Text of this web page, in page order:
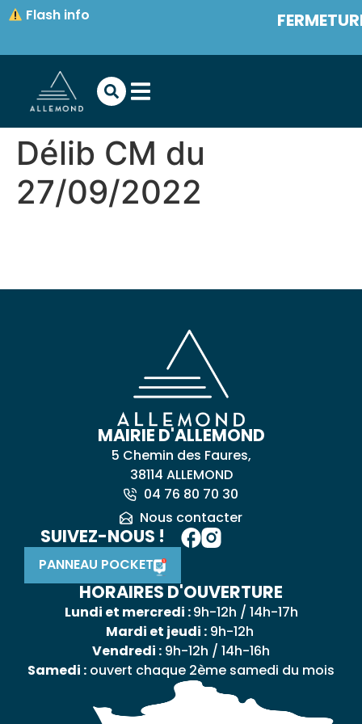
principal
Flash info
Délib CM du
27/09/2022
MAIRIE D'ALLEMOND
5 Chemin des Faures,
38114 ALLEMOND
04 76 80 70 30
Nous contacter
SUIVEZ-NOUS !
PANNEAU POCKET
HORAIRES D'OUVERTURE
Lundi et mercredi :9h-12h / 14h-17h
Mardi et jeudi :9h-12h
Vendredi : 9h-12h / 14h-16h
Samedi : ouvert chaque 2ème samedi du mois